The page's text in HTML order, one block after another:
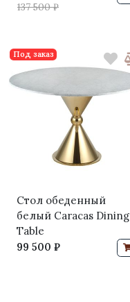
137 500 ₽
Стол обеденный
белый Caracas Dining
Table
99 500 ₽
Под заказ